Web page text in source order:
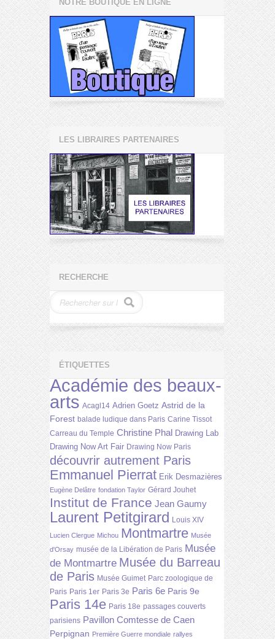
NOTRE BOUTIQUE EN LIGNE
LES LIBRAIRES PARTENAIRES
RECHERCHE
ÉTIQUETTES
Académie des beaux-
arts Acagl14 Adrien Goetz Astrid de la
Forest balade ludique dans Paris Carine Tissot
Carreau du Temple Christine Phal Drawing Lab
Drawing Now Art Fair Drawing Now Paris
découvrir autrement Paris
Emmanuel Pierrat Erik Desmazières
Eugène Delâtre fondation Taylor Gérard Jouhet
Institut de France Jean Gaumy
Laurent Petitgirard Louis XIV
Lucien Clergue Michou Montmartre Musée
d'Orsay musée de la Libération de Paris Musée
de Montmartre Musée du Barreau
de Paris Musée Guimet Parc zoologique de
Paris Paris 1er Paris 3e Paris 6e Paris 9e
Paris 14e Paris 18e passages couverts
parisiens Pavillon Comtesse de Caen
Perpignan Première Guerre mondiale rallyes